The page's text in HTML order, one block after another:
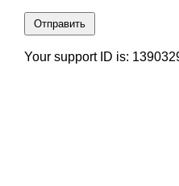
Отправить
Your support ID is: